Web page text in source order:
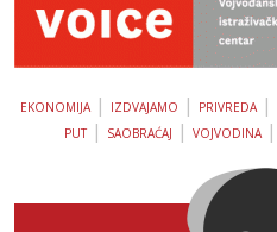
EKONOMIJA| IZDVAJAMO | PRIVREDA|
PUT| SAOBRAĆAJ | VOJVODINA|